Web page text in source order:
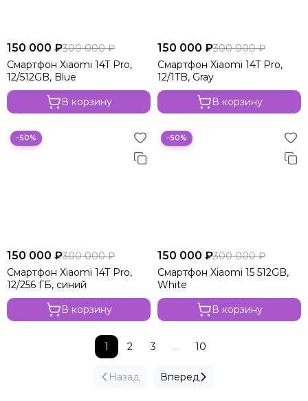
150 000 ₽300 000 ₽
Смартфон Xiaomi 14T Pro,
12/512GB, Blue
В корзину
150 000 ₽300 000 ₽
Смартфон Xiaomi 14T Pro,
12/1TB, Gray
В корзину
−50%
150 000 ₽300 000 ₽
Смартфон Xiaomi 14T Pro,
12/256 ГБ, синий
В корзину
−50%
150 000 ₽300 000 ₽
Смартфон Xiaomi 15 512GB,
White
В корзину
Назад
1 2 3 ... 10
Вперед